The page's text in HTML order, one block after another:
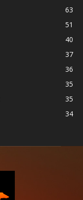
63
51
40
37
36
35
35
34